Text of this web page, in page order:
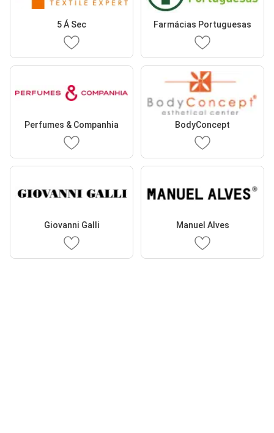
5 Á Sec Farmácias Portuguesas
Perfumes & Companhia BodyConcept
Giovanni Galli Manuel Alves